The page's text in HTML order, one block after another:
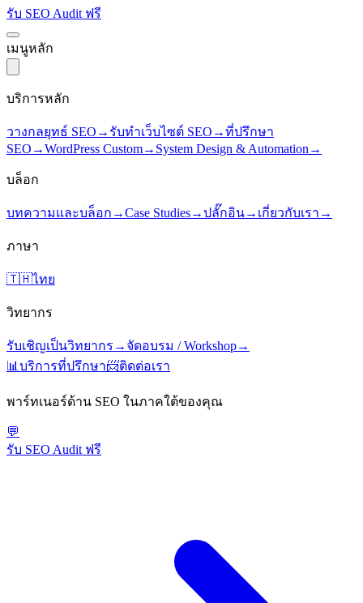
รับ SEO Audit ฟรี
เมนูหลัก
บริการหลัก
วางกลยุทธ์ SEO → รับทำเว็บไซต์ SEO →ที่ปรึกษา
SEO →WordPress Custom→ System Design & Automation →
บล็อก
บทความและบล็อก →Case Studies→ปลั๊กอิน→ เกี่ยวกับเรา →
ภาษา
🇹🇭ไทย
วิทยากร
รับเชิญเป็นวิทยากร → จัดอบรม / Workshop→
📊 บริการที่ปรึกษา📨ติดต่อเรา
พาร์ทเนอร์ด้าน SEO ในภาคใต้ของคุณ
💬
รับ SEO Audit ฟรี